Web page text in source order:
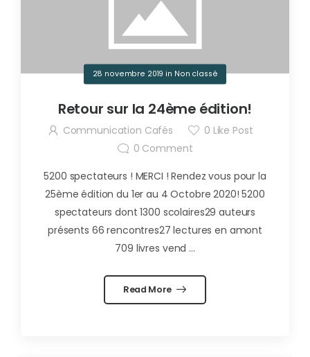
28 novembre 2019 in Non classé
Retour sur la 24ème édition!
Communication Cafés 0 Like Post
0 Comment
5200 spectateurs ! MERCI ! Rendez vous pour la
25ème édition du 1er au 4 Octobre 2020! 5200
spectateurs dont 1300 scolaires29 auteurs
présents 66 rencontres27 lectures en amont
709 livres vend ...
Read More